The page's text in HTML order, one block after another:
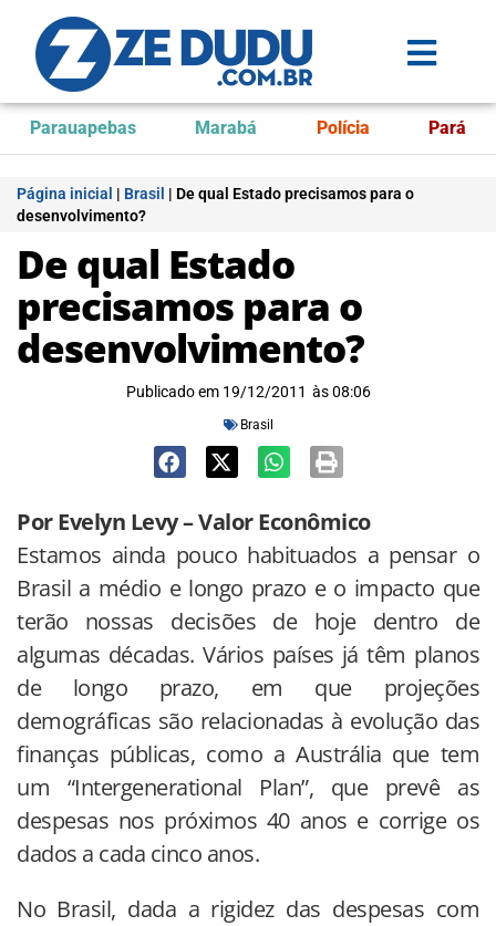
Parauapebas Marabá Polícia Pará
Página inicial | Brasil | De qual Estado precisamos para o
desenvolvimento?
De qual Estado
precisamos para o
desenvolvimento?
Publicado em 19/12/2011 às 08:06
Brasil
Por Evelyn Levy – Valor Econômico
Estamos ainda pouco habituados a pensar o
Brasil a médio e longo prazo e o impacto que
terão nossas decisões de hoje dentro de
algumas décadas. Vários países já têm planos
de longo prazo, em que projeções
demográficas são relacionadas à evolução das
finanças públicas, como a Austrália que tem
um “Intergenerational Plan”, que prevê as
despesas nos próximos 40 anos e corrige os
dados a cada cinco anos.
No Brasil, dada a rigidez das despesas com